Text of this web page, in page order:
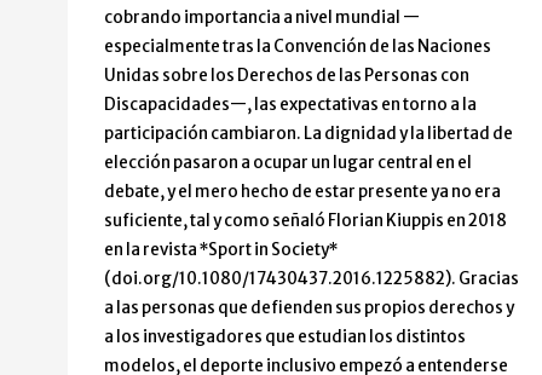
cobrando importancia a nivel mundial —
especialmente tras la Convención de las Naciones
Unidas sobre los Derechos de las Personas con
Discapacidades—, las expectativas en torno a la
participación cambiaron. La dignidad y la libertad de
elección pasaron a ocupar un lugar central en el
debate, y el mero hecho de estar presente ya no era
suficiente, tal y como señaló Florian Kiuppis en 2018
en la revista *Sport in Society*
(doi.org/10.1080/17430437.2016.1225882). Gracias
a las personas que defienden sus propios derechos y
a los investigadores que estudian los distintos
modelos, el deporte inclusivo empezó a entenderse